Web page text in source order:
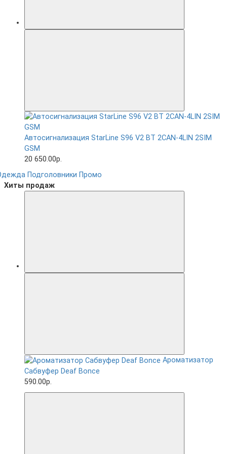
Автосигнализация StarLine S96 V2 BT 2CAN-4LIN 2SIM
GSM
20 650.00р.
Подголовники Промо
Хиты продаж
Ароматизатор
Сабвуфер Deaf Bonce
590.00р.